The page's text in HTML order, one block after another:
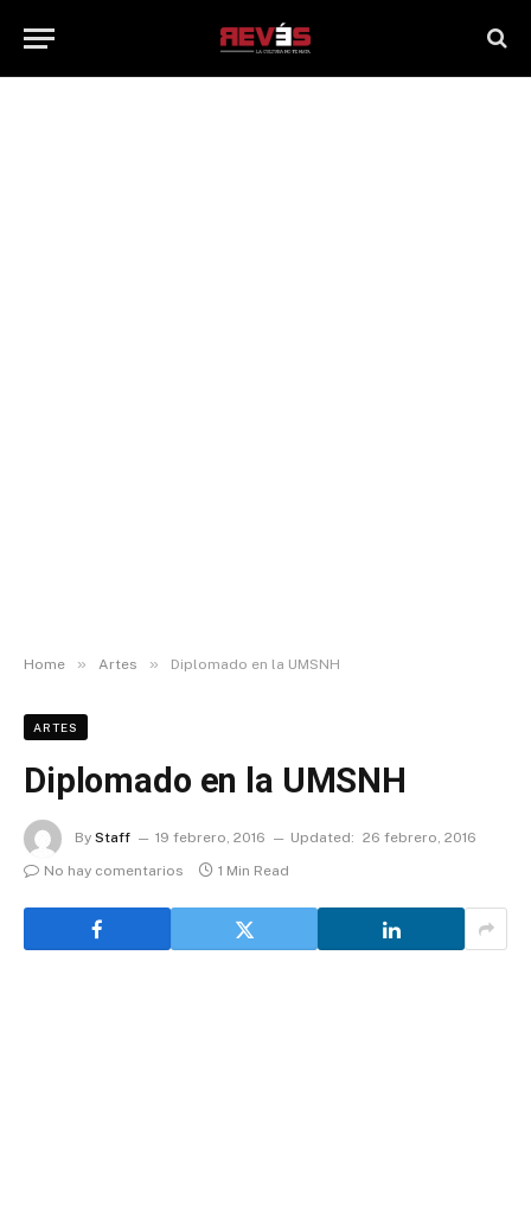
Home » Artes » Diplomado en la UMSNH
ARTES
Diplomado en la UMSNH
By Staff 19 febrero, 2016 Updated: 26 febrero, 2016
No hay comentarios
1 Min Read